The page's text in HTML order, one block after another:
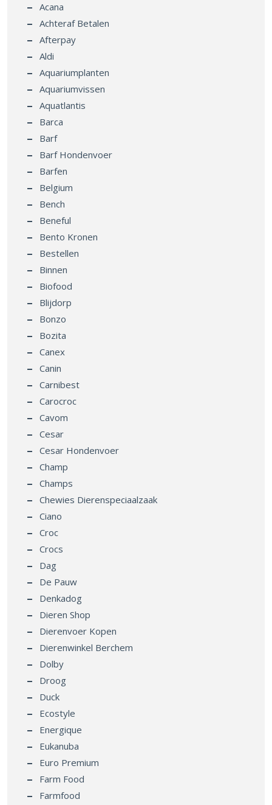
Acana
Achteraf Betalen
Afterpay
Aldi
Aquariumplanten
Aquariumvissen
Aquatlantis
Barca
Barf
Barf Hondenvoer
Barfen
Belgium
Bench
Beneful
Bento Kronen
Bestellen
Binnen
Biofood
Blijdorp
Bonzo
Bozita
Canex
Canin
Carnibest
Carocroc
Cavom
Cesar
Cesar Hondenvoer
Champ
Champs
Chewies Dierenspeciaalzaak
Ciano
Croc
Crocs
Dag
De Pauw
Denkadog
Dieren Shop
Dierenvoer Kopen
Dierenwinkel Berchem
Dolby
Droog
Duck
Ecostyle
Energique
Eukanuba
Euro Premium
Farm Food
Farmfood